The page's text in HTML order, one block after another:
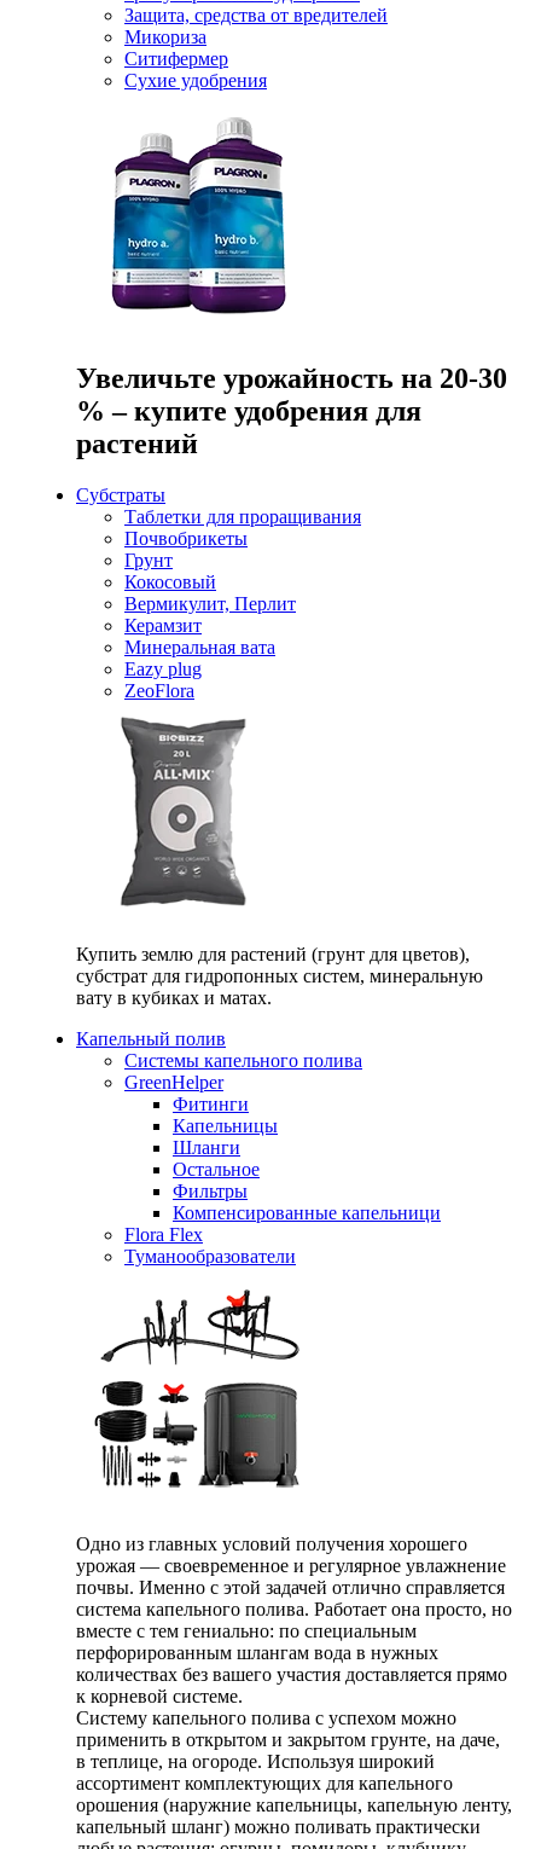
Защита, средства от вредителей
Микориза
Ситифермер
Сухие удобрения
Увеличьте урожайность на 20-30
% – купите удобрения для
растений
Субстраты
Таблетки для проращивания
Почвобрикеты
Грунт
Кокосовый
Вермикулит, Перлит
Керамзит
Минеральная вата
Eazy plug
ZeoFlora
Купить землю для растений (грунт для цветов),
субстрат для гидропонных систем, минеральную
вату в кубиках и матах.
Капельный полив
Системы капельного полива
GreenHelper
Фитинги
Капельницы
Шланги
Остальное
Фильтры
Компенсированные капельници
Flora Flex
Туманообразователи
Одно из главных условий получения хорошего
урожая — своевременное и регулярное увлажнение
почвы. Именно с этой задачей отлично справляется
система капельного полива. Работает она просто, но
вместе с тем гениально: по специальным
перфорированным шлангам вода в нужных
количествах без вашего участия доставляется прямо
к корневой системе.
Систему капельного полива с успехом можно
применить в открытом и закрытом грунте, на даче,
в теплице, на огороде. Используя широкий
ассортимент комплектующих для капельного
орошения (наружние капельницы, капельную ленту,
капельный шланг) можно поливать практически